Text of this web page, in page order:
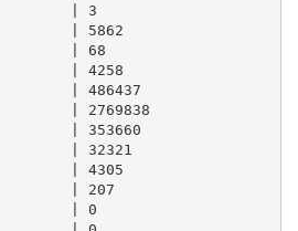
| 3
| 5862
| 68
| 4258
| 486437
| 2769838
| 353660
| 32321
| 4305
| 207
| 0